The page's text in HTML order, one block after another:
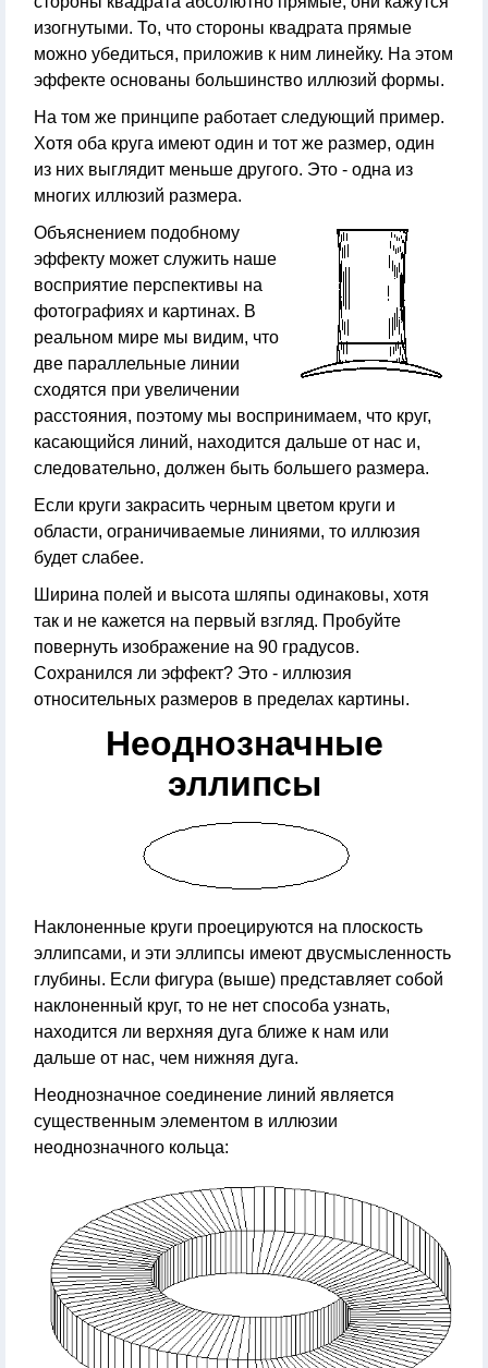
изогнутыми. То, что стороны квадрата прямые
можно убедиться, приложив к ним линейку. На этом
эффекте основаны большинство иллюзий формы.
На том же принципе работает следующий пример.
Хотя оба круга имеют один и тот же размер, один
из них выглядит меньше другого. Это - одна из
многих иллюзий размера.
Объяснением подобному
эффекту может служить наше
восприятие перспективы на
фотографиях и картинах. В
реальном мире мы видим, что
две параллельные линии
сходятся при увеличении
расстояния, поэтому мы воспринимаем, что круг,
касающийся линий, находится дальше от нас и,
следовательно, должен быть большего размера.
Если круги закрасить черным цветом круги и
области, ограничиваемые линиями, то иллюзия
будет слабее.
Ширина полей и высота шляпы одинаковы, хотя
так и не кажется на первый взгляд. Пробуйте
повернуть изображение на 90 градусов.
Сохранился ли эффект? Это - иллюзия
относительных размеров в пределах картины.
Неоднозначные
эллипсы
Наклоненные круги проецируются на плоскость
эллипсами, и эти эллипсы имеют двусмысленность
глубины. Если фигура (выше) представляет собой
наклоненный круг, то не нет способа узнать,
находится ли верхняя дуга ближе к нам или
дальше от нас, чем нижняя дуга.
Неоднозначное соединение линий является
существенным элементом в иллюзии
неоднозначного кольца: